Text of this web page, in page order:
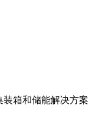
箱和储能解决方案